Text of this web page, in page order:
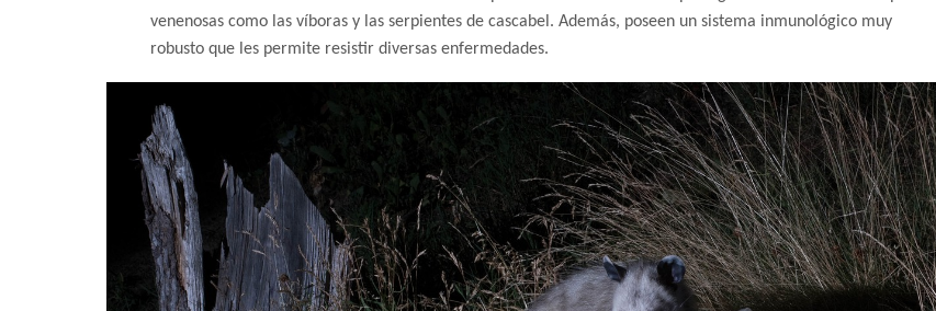
venenosas como las víboras y las serpientes de cascabel. Además, poseen un sistema inmunológico muy
robusto que les permite resistir diversas enfermedades.